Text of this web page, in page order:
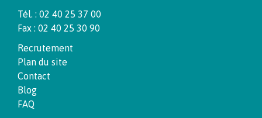
Tél. : 02 40 25 37 00
Fax : 02 40 25 30 90
Recrutement
Plan du site
Contact
Blog
FAQ